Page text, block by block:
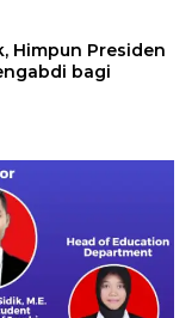
Himpun Presiden
bagi